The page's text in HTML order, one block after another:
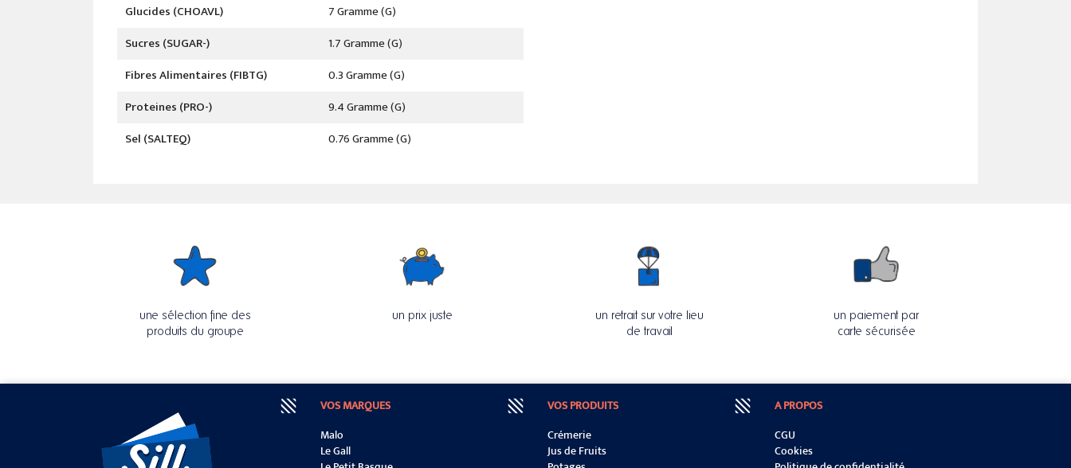
Glucides (CHOAVL)
7 Gramme (g)
Sucres (SUGAR-)
1.7 Gramme (g)
Fibres Alimentaires (FIBTG)
0.3 Gramme (g)
Proteines (PRO-)
9.4 Gramme (g)
Sel (SALTEQ)
0.76 Gramme (g)
une sélection fine des
produits du groupe
un prix juste
un retrait sur votre lieu
de travail
un paiement par
carte sécurisée
VOS MARQUES
Malo
Le Gall
VOS PRODUITS
Crémerie
Jus de Fruits
A PROPOS
CGU
Cookies